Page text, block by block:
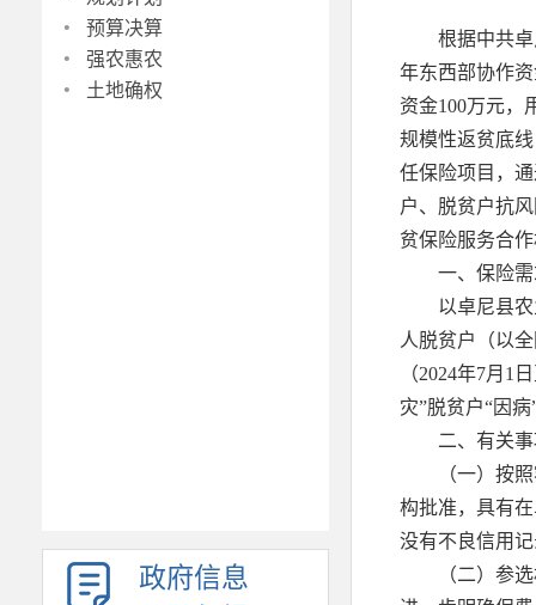
· 预算决算
· 强农惠农
· 土地确权
政府信息
根据中共
年东西部协作
资金100万元，
规模性返贫底
任保险项目，
户、脱贫户抗
贫保险服务合
一、保险
以卓尼县
人脱贫户（以
（2024年7月1
灾”脱贫户“因
二、有关
（一）按
构批准，具有
没有不良信用
（二）参